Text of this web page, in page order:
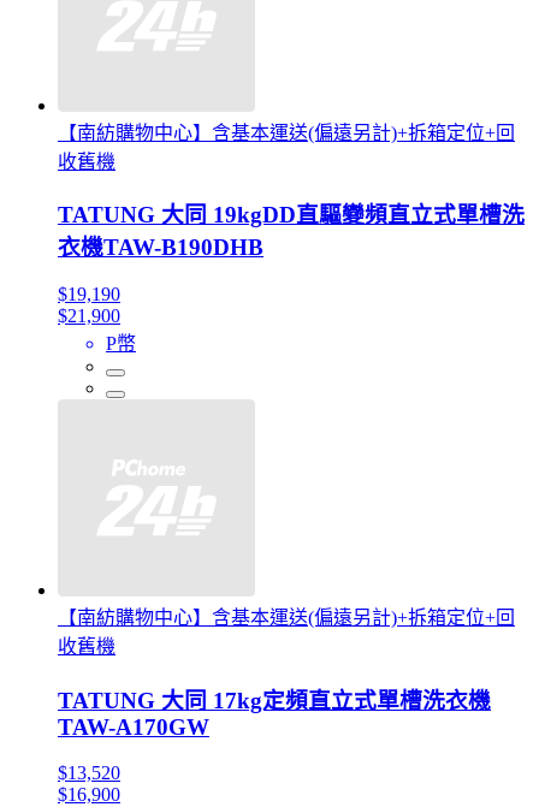
【南紡購物中心】含基本運送(偏遠另計)+拆箱定位+回
收舊機
TATUNG 大同 19kgDD直驅變頻直立式單槽洗
衣機TAW-B190DHB
$19,190
$21,900
P幣
【南紡購物中心】含基本運送(偏遠另計)+拆箱定位+回
收舊機
TATUNG 大同 17kg定頻直立式單槽洗衣機
TAW-A170GW
$13,520
$16,900